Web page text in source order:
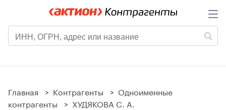
Главная > Контрагенты > Одноименные
контрагенты > ХУДЯКОВА С. А.